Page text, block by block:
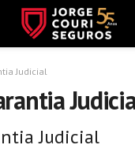
Judicial
Judicial